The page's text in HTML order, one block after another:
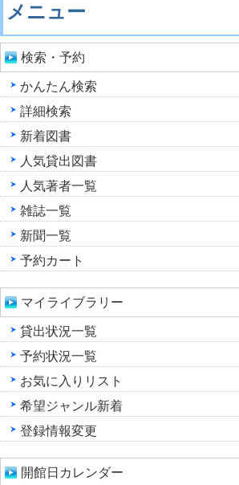
メニュー
検索・予約
かんたん検索
詳細検索
新着図書
人気貸出図書
人気著者一覧
雑誌一覧
新聞一覧
予約カート
マイライブラリー
貸出状況一覧
予約状況一覧
お気に入りリスト
希望ジャンル新着
登録情報変更
開館日カレンダー